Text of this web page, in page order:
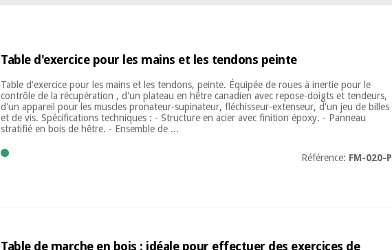
Table d'exercice pour les mains et les tendons peinte
Table d'exercice pour les mains et les tendons, peinte. Équipée de roues à inertie pour le
contrôle de la récupération , d'un plateau en hêtre canadien avec repose-doigts et tendeurs,
d'un appareil pour les muscles pronateur-supinateur, fléchisseur-extenseur, d'un jeu de billes
et de vis. Spécifications techniques : - Structure en acier avec finition époxy. - Panneau
stratifié en bois de hêtre. - Ensemble de ...
Référence: FM-020-P
Table de marche en bois : idéale pour effectuer des exercices de